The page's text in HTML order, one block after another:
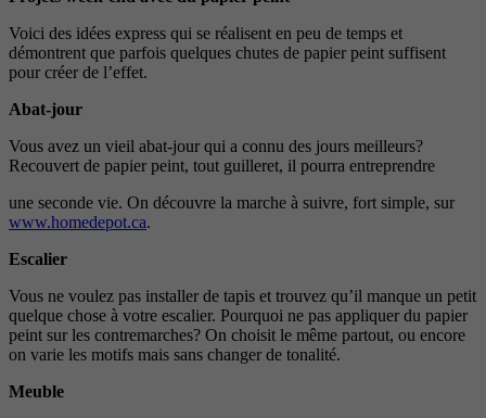
Voici des idées express qui se réalisent en peu de temps et
démontrent que parfois quelques chutes de papier peint suffisent
pour créer de l’effet.
Abat-jour
Vous avez un vieil abat-jour qui a connu des jours meilleurs?
Recouvert de papier peint, tout guilleret, il pourra entreprendre
une seconde vie. On découvre la marche à suivre, fort simple, sur
www.homedepot.ca.
Escalier
Vous ne voulez pas installer de tapis et trouvez qu’il manque un petit
quelque chose à votre escalier. Pourquoi ne pas appliquer du papier
peint sur les contremarches? On choisit le même partout, ou encore
on varie les motifs mais sans changer de tonalité.
Meuble